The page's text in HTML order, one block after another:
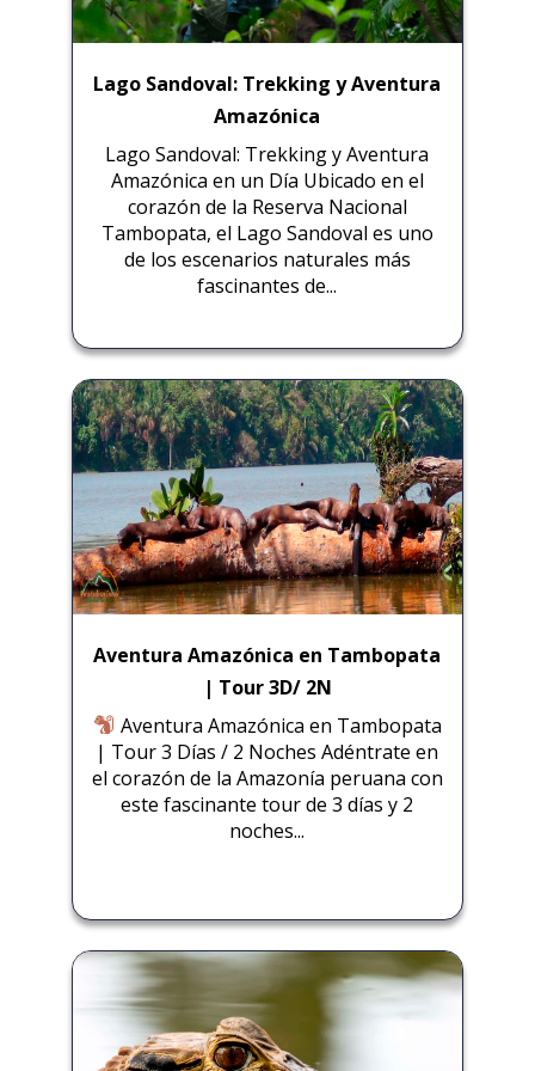
Lago Sandoval: Trekking y Aventura
Amazónica
Lago Sandoval: Trekking y Aventura
Amazónica en un Día Ubicado en el
corazón de la Reserva Nacional
Tambopata, el Lago Sandoval es uno
de los escenarios naturales más
fascinantes de...
Aventura Amazónica en Tambopata
| Tour 3D/ 2N
Aventura Amazónica en Tambopata
| Tour 3 Días / 2 Noches Adéntrate en
el corazón de la Amazonía peruana con
este fascinante tour de 3 días y 2
noches...